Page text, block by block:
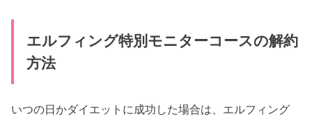
エルフィング特別モニターコースの解約
方法
いつの日かダイエットに成功した場合は、エルフィング